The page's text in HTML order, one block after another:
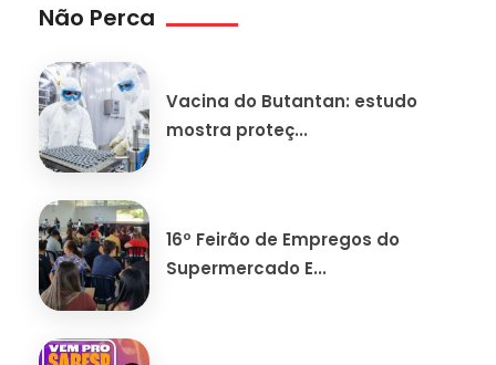
Não Perca
Vacina do Butantan: estudo
mostra proteç...
16º Feirão de Empregos do
Supermercado E...